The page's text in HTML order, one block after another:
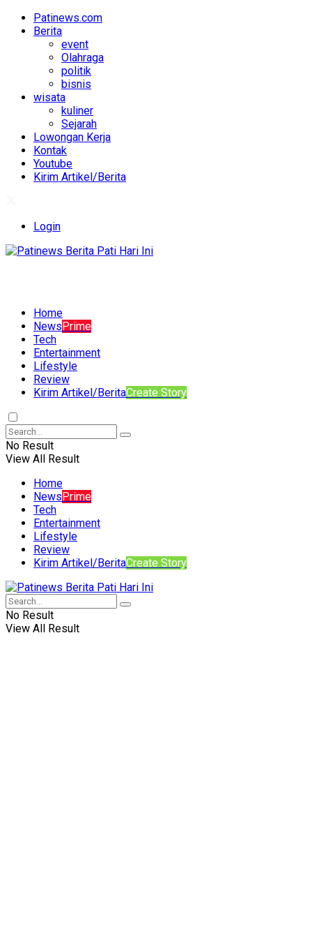
Patinews.com
Berita
event
Olahraga
politik
bisnis
wisata
kuliner
Sejarah
Lowongan Kerja
Kontak
Youtube
Kirim Artikel/Berita
Login
Home
NewsPrime
Tech
Entertainment
Lifestyle
Review
Kirim Artikel/BeritaCreate Story
No Result
View All Result
Home
NewsPrime
Tech
Entertainment
Lifestyle
Review
Kirim Artikel/BeritaCreate Story
No Result
View All Result